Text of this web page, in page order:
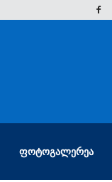
ᲤᲝᲢᲝᲒᲐᲚᲔᲠᲔᲐ